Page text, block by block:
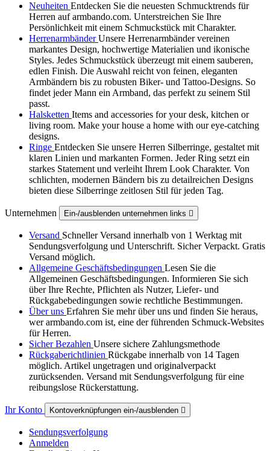
Neuheiten Entdecken Sie die neuesten Schmucktrends für
Herren auf armbando.com. Unterstreichen Sie Ihre
Persönlichkeit mit einem Schmuckstück mit Charakter.
HerrenarmbänderUnsere Herrenarmbänder vereinen
markantes Design, hochwertige Materialien und ikonische
Styles. Jedes Schmuckstück überzeugt mit einem sauberen,
edlen Finish. Die Auswahl reicht von feinen, eleganten
Armbändern bis zu robusten Biker‑ und Tattoo‑Designs. So
findet jeder Mann ein Armband, das perfekt zu seinem Stil
passt.
Halsketten Items and accessories for your desk, kitchen or
living room. Make your house a home with our eye-catching
designs.
Ringe Entdecken Sie unsere Herren Silberringe, gestaltet mit
klaren Linien und markanten Formen. Jeder Ring setzt ein
starkes Statement und verleiht Ihrem Look Charakter. Von
schlichten, modernen Bändern bis zu detailreichen Designs
bieten diese Silberringe zeitlosen Stil für jeden Tag.
Unternehmen Ein-/ausblenden unternehmen links 
Versand Schneller Versand innerhalb von 1 Werktag mit
Sendungsverfolgung und Unterschrift. Sicher Verpackt. Gratis
Versand möglich.
Allgemeine Geschäftsbedingungen Lesen Sie die
Allgemeinen Geschäftsbedingungen. Informieren Sie sich
über Ihre Rechte, Pflichten als Nutzer, Liefer- und
Rückgabebedingungen sowie rechtliche Bestimmungen.
Über uns Erfahren Sie mehr über uns und finden Sie heraus,
wer armbando.com ist, eine der führenden Schmuck-Websites
für Herren.
Sicher Bezahlen Unsere sichere Zahlungsmethode
Rückgaberichtlinien Rückgabe innerhalb von 14 Tagen
möglich. Artikel ungetragen und originalverpackt
zurücksenden. Versand mit Sendungsverfolgung für eine
reibungslose Rückerstattung.
Ihr Konto Kontoverknüpfungen ein-/ausblenden 
Sendungsverfolgung
Anmelden